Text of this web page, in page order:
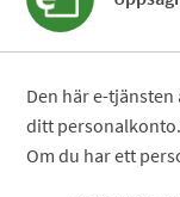
Den här e-
ditt personalkonto.
Om du har ett